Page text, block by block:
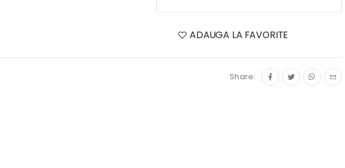
ADAUGA LA FAVORITE
Share: